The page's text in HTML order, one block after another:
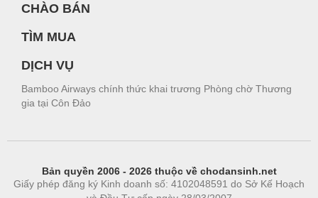
CHÀO BÁN
TÌM MUA
DỊCH VỤ
Bamboo Airways chính thức khai trương Phòng chờ Thương
gia tại Côn Đảo
Bản quyền 2006 - 2026 thuộc về chodansinh.net
Giấy phép đăng ký Kinh doanh số: 4102048591 do Sở Kế Hoạch